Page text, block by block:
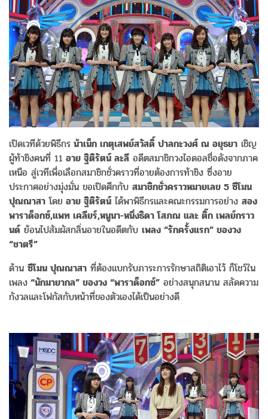
เปิดเวทีด้วยพิธีกร น้าเน็ก เกตุเสพย์สวัสดิ์ ปาลกะวงศ์ ณ อยุธยา เชิญ
ผู้ท้าชิงคนที่ 11 อาย ฐิติรัตน์ ละลี อดีตสมาชิกวงไอดอลชื่อดังจากภาค
เหนือ สู่เวทีเพื่อเลือกสมาชิกชั่วคราวที่อายต้องการท้าชิง ซึ่งอาย
ประกาศอย่างมุ่งมั่น ขอเปิดศึกกับ สมาชิกชั่วคราวหมายเลข 5 ซีโมน
ปุณณาสา โดย อาย ฐิติรัตน์ ได้พาพิธีกรและคณะกรรมการอย่าง สอง
พาราด็อกซ์,แพท เคลียร์,หนูนา-หนึ่งธิดา โสภณ และ ติ๊ก เพลย์กราว
นด์ ย้อนไปสัมผัสกลิ่นอายในอดีตกับ เพลง “รักครั้งแรก” ของวง
“ชาตรี”
ด้าน ซีโมน ปุณณาสา ที่ต้องแบกรับภาระการรักษาสถิติเอาไว้ ก็โชว์ใน
เพลง “นักมายากล” ของวง “พาราด็อกซ์” อย่างสนุกสนาน สลัดความ
กังวลและโฟกัสกับหน้าที่ของตัวเองได้เป็นอย่างดี